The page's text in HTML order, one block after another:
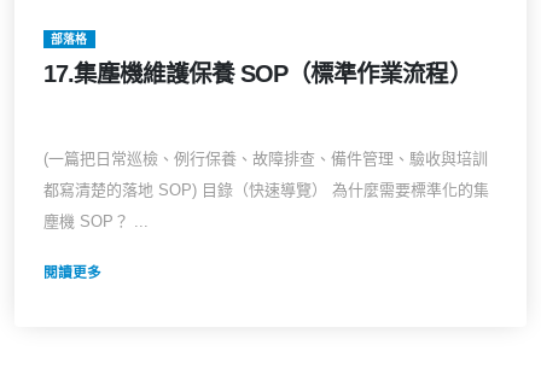
部落格
17.集塵機維護保養 SOP（標準作業流程）
(一篇把日常巡檢、例行保養、故障排查、備件管理、驗收與培訓
都寫清楚的落地 SOP) 目錄（快速導覽） 為什麼需要標準化的集
塵機 SOP？ ...
閱讀更多